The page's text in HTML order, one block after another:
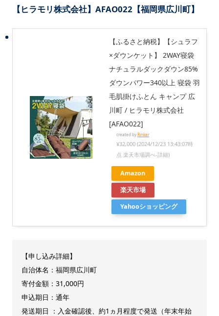
【ヒラモリ株式会社】AFAO022【福岡県広川町】
【ふるさと納税】【シュラフ
×ダウンケット】 2WAY寝袋
ナチュラルダックダウン85%
ダウンパワー340以上 寝袋 羽
毛肌掛けふとん キャンプ 広
川町 / ヒラモリ株式会社
[AFAO022]
created byRinker
¥32,000 (2024/12/23 13:43:07時
点 楽天市場調べ-詳細)
Amazon
楽天市場
Yahooショッピング
【申し込み詳細】
自治体名：福岡県広川町
寄付金額：31,000円
申込期日：通年
発送期日 ：入金確認後、約1ヵ月程度で発送（年末年始